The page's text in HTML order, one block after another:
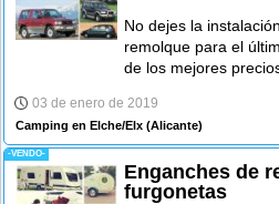
No dejes la
remolque para el
de los mejores
03 de enero de 2019
Camping en Elche/Elx (Alicante)
-VENDO-
Enganches de
furgonetas